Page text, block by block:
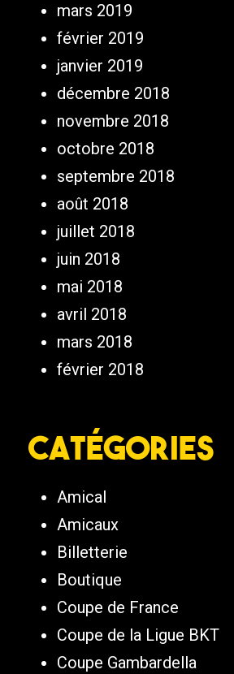
mars 2019
février 2019
janvier 2019
décembre 2018
novembre 2018
octobre 2018
septembre 2018
août 2018
juillet 2018
juin 2018
mai 2018
avril 2018
mars 2018
février 2018
Catégories
Amical
Amicaux
Billetterie
Boutique
Coupe de France
Coupe de la Ligue BKT
Coupe Gambardella